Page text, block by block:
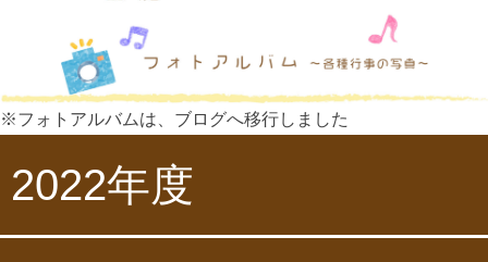
※フォトアルバムは、ブログへ移行しました
2022年度